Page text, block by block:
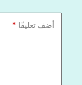
أضف تعليقًا *